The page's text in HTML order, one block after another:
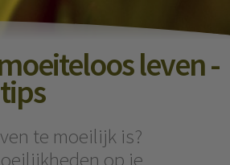
leven -
te moeilijk is?
op je